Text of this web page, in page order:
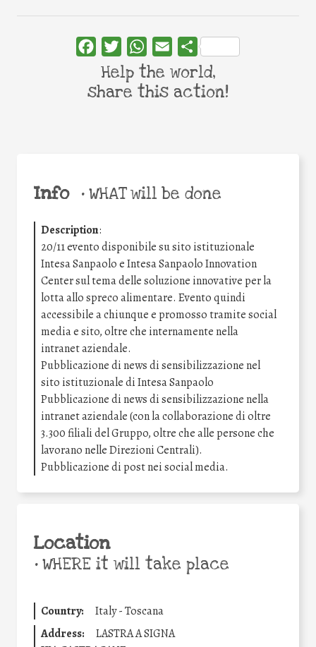
Info •WHAT will be done
Description:
20/11 evento disponibile su sito istituzionale
Intesa Sanpaolo e Intesa Sanpaolo Innovation
Center sul tema delle soluzione innovative per la
lotta allo spreco alimentare. Evento quindi
accessibile a chiunque e promosso tramite social
media e sito, oltre che internamente nella
intranet aziendale.
Pubblicazione di news di sensibilizzazione nel
sito istituzionale di Intesa Sanpaolo
Pubblicazione di news di sensibilizzazione nella
intranet aziendale (con la collaborazione di oltre
3.300 filiali del Gruppo, oltre che alle persone che
lavorano nelle Direzioni Centrali).
Pubblicazione di post nei social media.
Location
•WHERE it will take place
Country:
Italy - Toscana
Address:
LASTRA A SIGNA
FacebookTwitterWhatsApp
Email Share
Help the world,
share this action!